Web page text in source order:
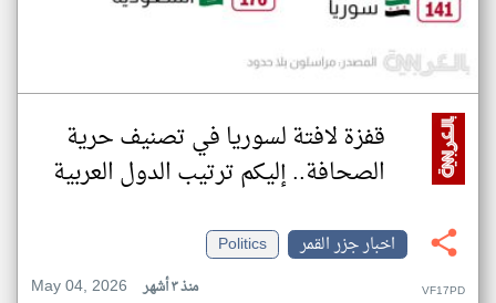
قفزة لافتة لسوريا في تصنيف حرية
الصحافة.. إليكم ترتيب الدول العربية
اخبار جزر القمر
Politics
May 04, 2026
منذ ٣ أشهر VF17PD